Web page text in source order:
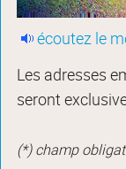
écoutez le
Les adresses
seront
(*) champ